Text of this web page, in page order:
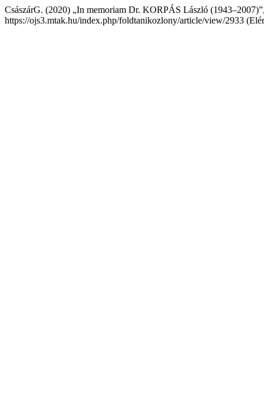
CsászárG. (2020) „In memoriam Dr. KORPÁS László
https://ojs3.mtak.hu/index.php/foldtanikozlony/article/view/2933